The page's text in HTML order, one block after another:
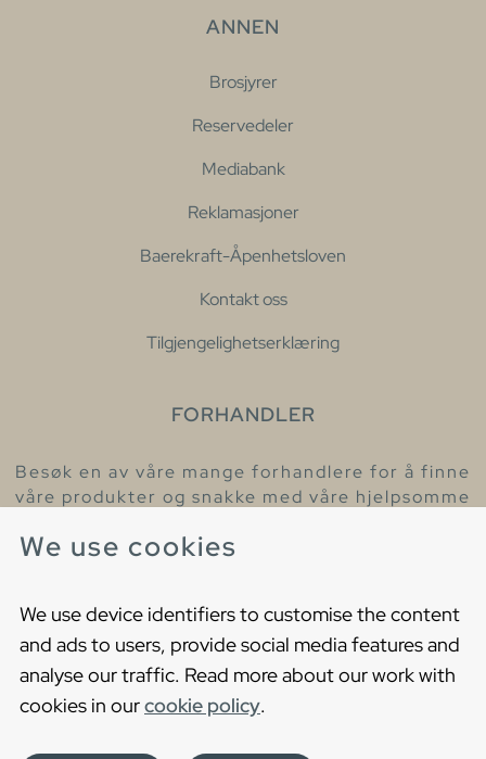
We use cookies
We use device identifiers to customise the content
and ads to users, provide social media features and
analyse our traffic. Read more about our work with
cookies in ourcookie policy.
ANNEN
Brosjyrer
Reservedeler
Mediabank
Reklamasjoner
Baerekraft-Åpenhetsloven
Kontakt oss
Tilgjengelighetserklæring
FORHANDLER
Besøk en av våre mange forhandlere for å finne
våre produkter og snakke med våre hjelpsomme